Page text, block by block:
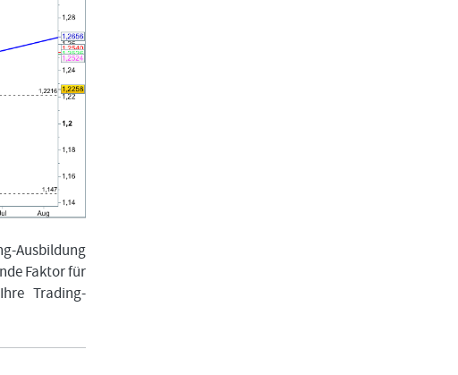
Ausbildung
Faktor für
Trading-